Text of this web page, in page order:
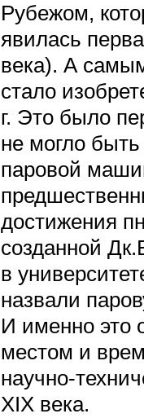
Рубежом,
явилась
века). А
стало
г. Это было
не могло
паровой
достижения
созданной
в
назвали
И именно это
местом и
научно-
XIX века.